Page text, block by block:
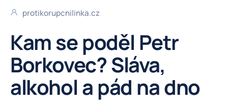
protikorupcnilinka.cz
Kam se poděl Petr
Borkovec? Sláva,
alkohol a pád na dno